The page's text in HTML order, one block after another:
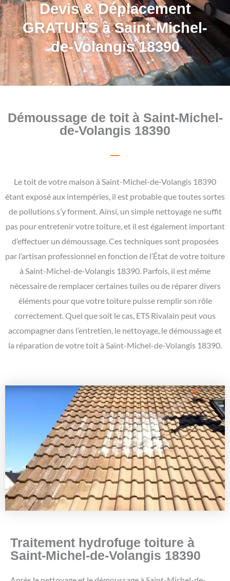
Devis & Déplacement
GRATUITS à Saint-Michel-
de-Volangis 18390
Démoussage de toit à Saint-Michel-
de-Volangis 18390
Le toit de votre maison à Saint-Michel-de-Volangis 18390
étant exposé aux intempéries, il est probable que toutes sortes
de pollutions s’y forment. Ainsi, un simple nettoyage ne suffit
pas pour entretenir votre toiture, et il est également important
d’effectuer un démoussage. Ces techniques sont proposées
par l’artisan professionnel en fonction de l’État de votre toiture
à Saint-Michel-de-Volangis 18390. Parfois, il est même
nécessaire de remplacer certaines tuiles ou de réparer divers
éléments pour que votre toiture puisse remplir son rôle
correctement. Quel que soit le cas, ETS Rivalain peut vous
accompagner dans l’entretien, le nettoyage, le démoussage et
la réparation de votre toit à Saint-Michel-de-Volangis 18390.
Traitement hydrofuge toiture à
Saint-Michel-de-Volangis 18390